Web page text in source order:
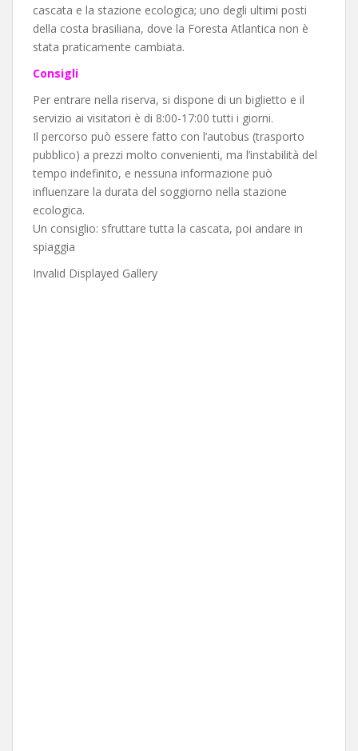
cascata e la stazione ecologica; uno degli ultimi posti
della costa brasiliana, dove la Foresta Atlantica non è
stata praticamente cambiata.
Consigli
Per entrare nella riserva, si dispone di un biglietto e il
servizio ai visitatori è di 8:00-17:00 tutti i giorni.
Il percorso può essere fatto con l’autobus (trasporto
pubblico) a prezzi molto convenienti, ma l’instabilità del
tempo indefinito, e nessuna informazione può
influenzare la durata del soggiorno nella stazione
ecologica.
Un consiglio: sfruttare tutta la cascata, poi andare in
spiaggia
Invalid Displayed Gallery